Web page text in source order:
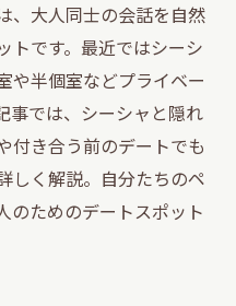
、大人同士の会話を自然
トです。最近ではシーシ
や半個室などプライベー
事では、シーシャと隠れ
付き合う前のデートでも
しく解説。自分たちのペ
のためのデートスポット